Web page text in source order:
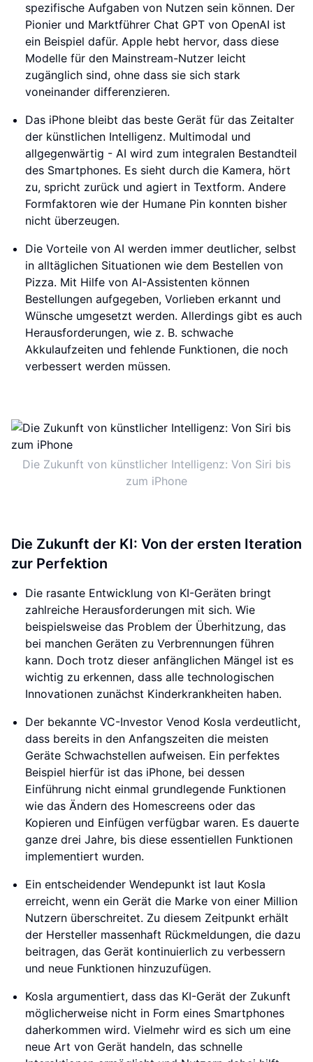
spezifische Aufgaben von Nutzen sein können. Der
Pionier und Marktführer Chat GPT von OpenAI ist
ein Beispiel dafür. Apple hebt hervor, dass diese
Modelle für den Mainstream-Nutzer leicht
zugänglich sind, ohne dass sie sich stark
voneinander differenzieren.
Das iPhone bleibt das beste Gerät für das Zeitalter
der künstlichen Intelligenz. Multimodal und
allgegenwärtig - AI wird zum integralen Bestandteil
des Smartphones. Es sieht durch die Kamera, hört
zu, spricht zurück und agiert in Textform. Andere
Formfaktoren wie der Humane Pin konnten bisher
nicht überzeugen.
Die Vorteile von AI werden immer deutlicher, selbst
in alltäglichen Situationen wie dem Bestellen von
Pizza. Mit Hilfe von AI-Assistenten können
Bestellungen aufgegeben, Vorlieben erkannt und
Wünsche umgesetzt werden. Allerdings gibt es auch
Herausforderungen, wie z. B. schwache
Akkulaufzeiten und fehlende Funktionen, die noch
verbessert werden müssen.
Die Zukunft von künstlicher Intelligenz: Von Siri bis
zum iPhone
Die Zukunft der KI: Von der ersten Iteration
zur Perfektion
Die rasante Entwicklung von KI-Geräten bringt
zahlreiche Herausforderungen mit sich. Wie
beispielsweise das Problem der Überhitzung, das
bei manchen Geräten zu Verbrennungen führen
kann. Doch trotz dieser anfänglichen Mängel ist es
wichtig zu erkennen, dass alle technologischen
Innovationen zunächst Kinderkrankheiten haben.
Der bekannte VC-Investor Venod Kosla verdeutlicht,
dass bereits in den Anfangszeiten die meisten
Geräte Schwachstellen aufweisen. Ein perfektes
Beispiel hierfür ist das iPhone, bei dessen
Einführung nicht einmal grundlegende Funktionen
wie das Ändern des Homescreens oder das
Kopieren und Einfügen verfügbar waren. Es dauerte
ganze drei Jahre, bis diese essentiellen Funktionen
implementiert wurden.
Ein entscheidender Wendepunkt ist laut Kosla
erreicht, wenn ein Gerät die Marke von einer Million
Nutzern überschreitet. Zu diesem Zeitpunkt erhält
der Hersteller massenhaft Rückmeldungen, die dazu
beitragen, das Gerät kontinuierlich zu verbessern
und neue Funktionen hinzuzufügen.
Kosla argumentiert, dass das KI-Gerät der Zukunft
möglicherweise nicht in Form eines Smartphones
daherkommen wird. Vielmehr wird es sich um eine
neue Art von Gerät handeln, das schnelle